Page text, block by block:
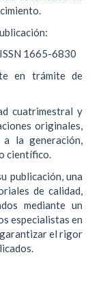
1665-6830
en trámite de
cuatrimestral y
originales,
la generación,
científico.
publicación, una
de calidad,
mediante un
especialistas en
el rigor